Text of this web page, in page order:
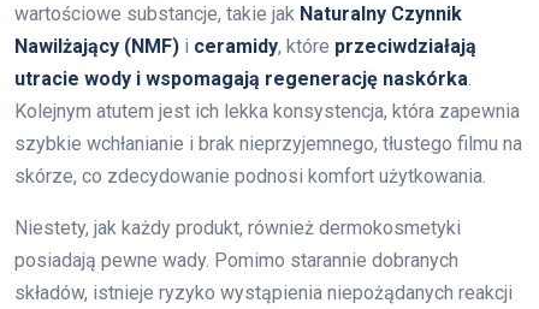
wartościowe substancje, takie jak Naturalny Czynnik
Nawilżający (NMF) i ceramidy, które przeciwdziałają
utracie wody i wspomagają regenerację naskórka.
Kolejnym atutem jest ich lekka konsystencja, która zapewnia
szybkie wchłanianie i brak nieprzyjemnego, tłustego filmu na
skórze, co zdecydowanie podnosi komfort użytkowania.
Niestety, jak każdy produkt, również dermokosmetyki
posiadają pewne wady. Pomimo starannie dobranych
składów, istnieje ryzyko wystąpienia niepożądanych reakcji